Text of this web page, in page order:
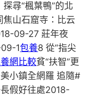
尋“楓葉鴨”的北
山石窟寺：比云
09-27 莊年夜
09-1包養8 從“指尖
網比較貧“扶智”更
小鎮全網羅 追隨#
假好往處2018-